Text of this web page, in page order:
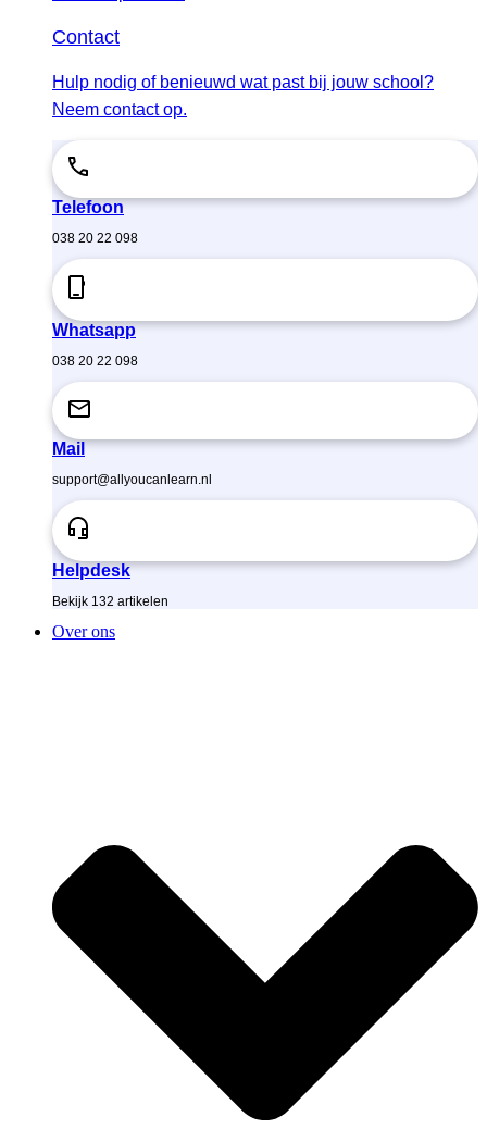
Contact
Hulp nodig of benieuwd wat past bij jouw school?
Neem contact op.
Telefoon
038 20 22 098
Whatsapp
038 20 22 098
Mail
support@allyoucanlearn.nl
Helpdesk
Bekijk 132 artikelen
Over ons